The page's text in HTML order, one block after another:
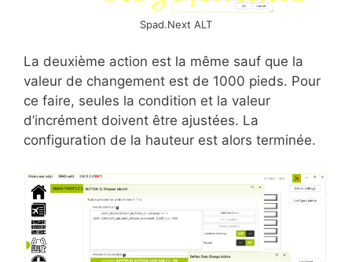
Spad.Next ALT
La deuxième action est la même sauf que la
valeur de changement est de 1000 pieds. Pour
ce faire, seules la condition et la valeur
d’incrément doivent être ajustées. La
configuration de la hauteur est alors terminée.